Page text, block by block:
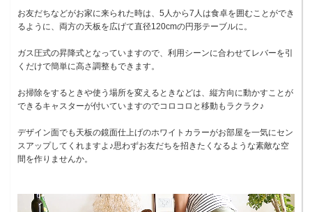
お友だちなどがお家に来られた時は、5人から7人は食卓を囲むことができ
るように、両方の天板を広げて直径120cmの円形テーブルに。
ガス圧式の昇降式となっていますので、利用シーンに合わせてレバーを引
くだけで簡単に高さ調整もできます。
お掃除をするときや使う場所を変えるときなどは、縦方向に動かすことが
できるキャスターが付いていますのでコロコロと移動もラクラク♪
デザイン面でも天板の鏡面仕上げのホワイトカラーがお部屋を一気にセン
スアップしてくれますよ♪思わずお友だちを招きたくなるような素敵な空
間を作りませんか。